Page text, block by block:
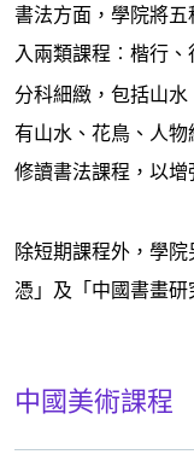
書法方面，學院將
入兩類課程︰楷行
分科細緻，包括山
有山水、花鳥、人
修讀書法課程，以增
除短期課程外，學
憑」及「中國書畫研
中國美術課程